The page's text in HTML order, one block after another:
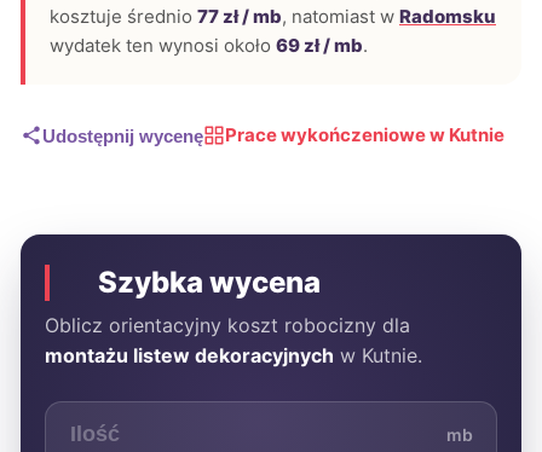
kosztuje średnio 77 zł / mb, natomiast w Radomsku
wydatek ten wynosi około 69 zł / mb.
Udostępnij wycenę Prace wykończeniowe w Kutnie
Szybka wycena
Oblicz orientacyjny koszt robocizny dla
montażu listew dekoracyjnych w Kutnie.
mb